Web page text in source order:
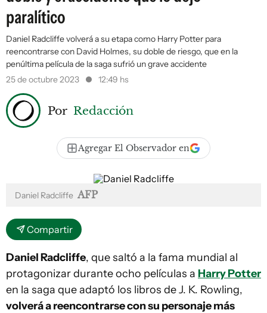
paralítico
Daniel Radcliffe volverá a su etapa como Harry Potter para
reencontrarse con David Holmes, su doble de riesgo, que en la
penúltima película de la saga sufrió un grave accidente
25 de octubre 2023
12:49 hs
Por Redacción
Agregar El Observador en
Daniel Radcliffe AFP
Compartir
Daniel Radcliffe, que saltó a la fama mundial al
protagonizar durante ocho películas a Harry Potter
en la saga que adaptó los libros de J. K. Rowling,
volverá a reencontrarse con su personaje más